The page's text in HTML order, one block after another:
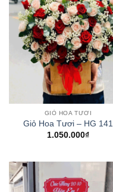
GIỎ HOA TƯƠI
Giỏ Hoa Tươi – HG 141
1.050.000₫